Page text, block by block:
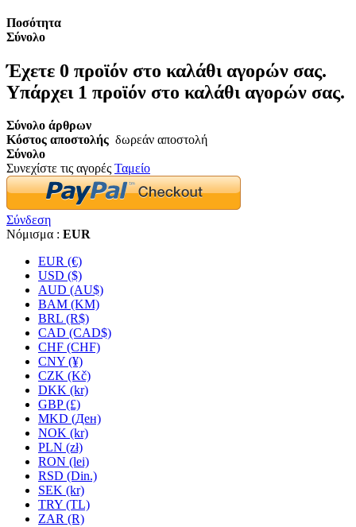
Ποσότητα
Σύνολο
Έχετε 0 προϊόν στο καλάθι αγορών σας.
Υπάρχει 1 προϊόν στο καλάθι αγορών σας.
Σύνολο άρθρων
Κόστος αποστολής δωρεάν αποστολή
Σύνολο
Συνεχίστε τις αγορές Ταμείο
Σύνδεση
Νόμισμα : EUR
EUR (€)
USD ($)
AUD (AU$)
BAM (KM)
BRL (R$)
CAD (CAD$)
CHF (CHF)
CNY (¥)
CZK (Kč)
DKK (kr)
GBP (£)
MKD (Ден)
NOK (kr)
PLN (zł)
RON (lei)
RSD (Din.)
SEK (kr)
TRY (TL)
ZAR (R)